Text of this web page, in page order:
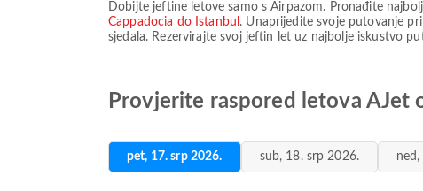
Dobijte jeftine letove samo s Airpazom. Pronađite
Cappadocia do Istanbul . Unaprijedite svoje putovanje
sjedala. Rezervirajte svoj jeftin let uz najbolje iskustvo
Provjerite raspored letova AJet
pet, 17. srp 2026. sub, 18. srp 2026.